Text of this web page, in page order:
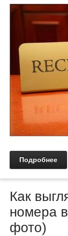
Подробнее
Как
номера
фото)